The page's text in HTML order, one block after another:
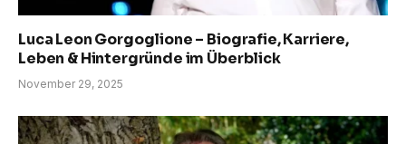
Luca Leon Gorgoglione – Biografie, Karriere,
Leben & Hintergründe im Überblick
November 29, 2025